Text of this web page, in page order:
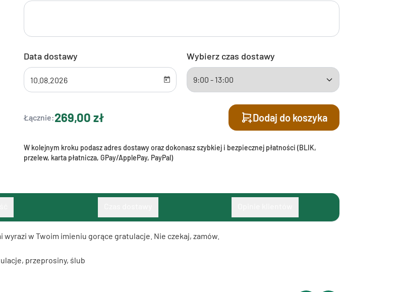
Data dostawy Wybierz czas dostawy
Łącznie:269,00 zł Dodaj do koszyka
W kolejnym kroku podasz adres dostawy oraz dokonasz szybkiej i bezpiecznej płatności (BLIK,
przelew, karta płatnicza, GPay/ApplePay, PayPal)
w Twoim imieniu gorące gratulacje. Nie czekaj, zamów.
przeprosiny, ślub